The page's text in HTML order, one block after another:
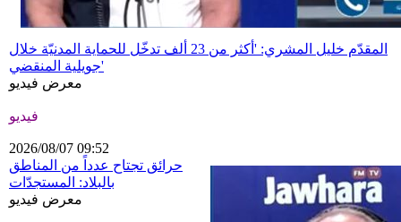
المقدّم خليل المشري: 'أكثر من 23 ألف تدخّل للحماية المدنيّة خلال
جويلية المنقضي'
معرض فيديو
فيديو
2026/08/07 09:52
حرائق تجتاح عدداً من المناطق
بالبلاد: المستجدّات
معرض فيديو